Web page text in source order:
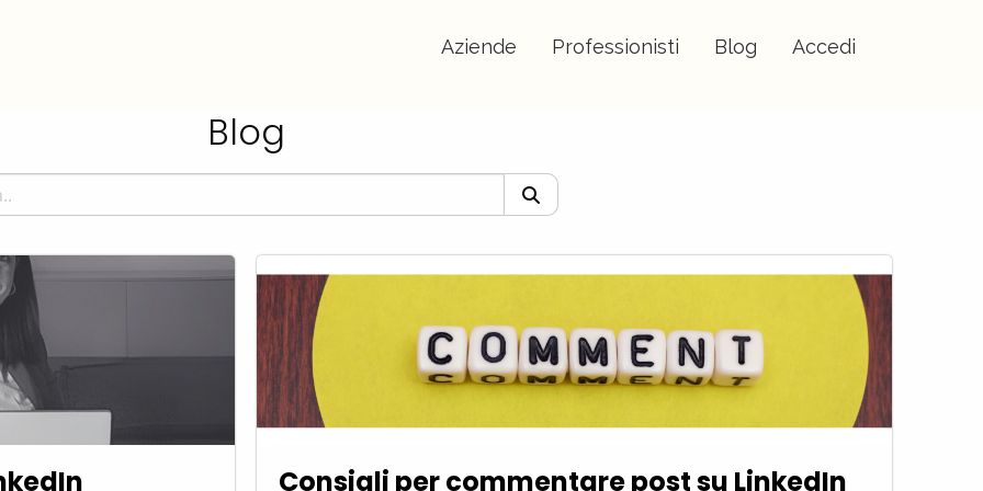
Aziende Professionisti Blog Accedi
Blog
Consigli per commentare post su LinkedIn